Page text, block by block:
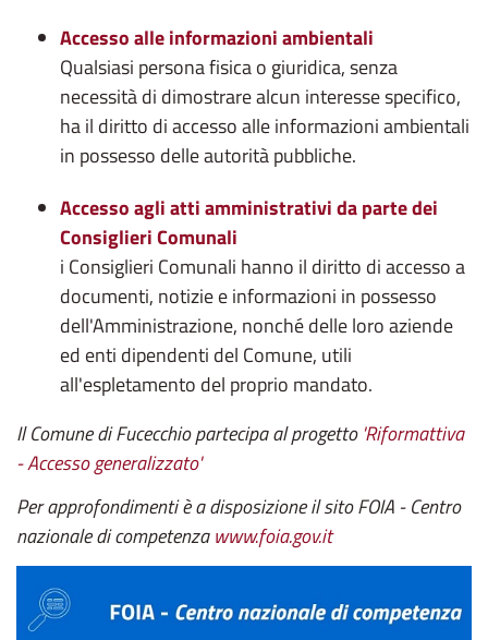
Accesso alle informazioni ambientali
Qualsiasi persona fisica o giuridica, senza
necessità di dimostrare alcun interesse specifico,
ha il diritto di accesso alle informazioni ambientali
in possesso delle autorità pubbliche.
Accesso agli atti amministrativi da parte dei
Consiglieri Comunali
i Consiglieri Comunali hanno il diritto di accesso a
documenti, notizie e informazioni in possesso
dell'Amministrazione, nonché delle loro aziende
ed enti dipendenti del Comune, utili
all'espletamento del proprio mandato.
Il Comune di Fucecchio partecipa al progetto'Riformattiva
- Accesso generalizzato'
Per approfondimenti è a disposizione il sito FOIA - Centro
nazionale di competenzawww.foia.gov.it